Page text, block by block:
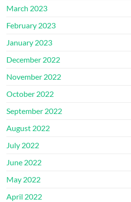
March 2023
February 2023
January 2023
December 2022
November 2022
October 2022
September 2022
August 2022
July 2022
June 2022
May 2022
April 2022